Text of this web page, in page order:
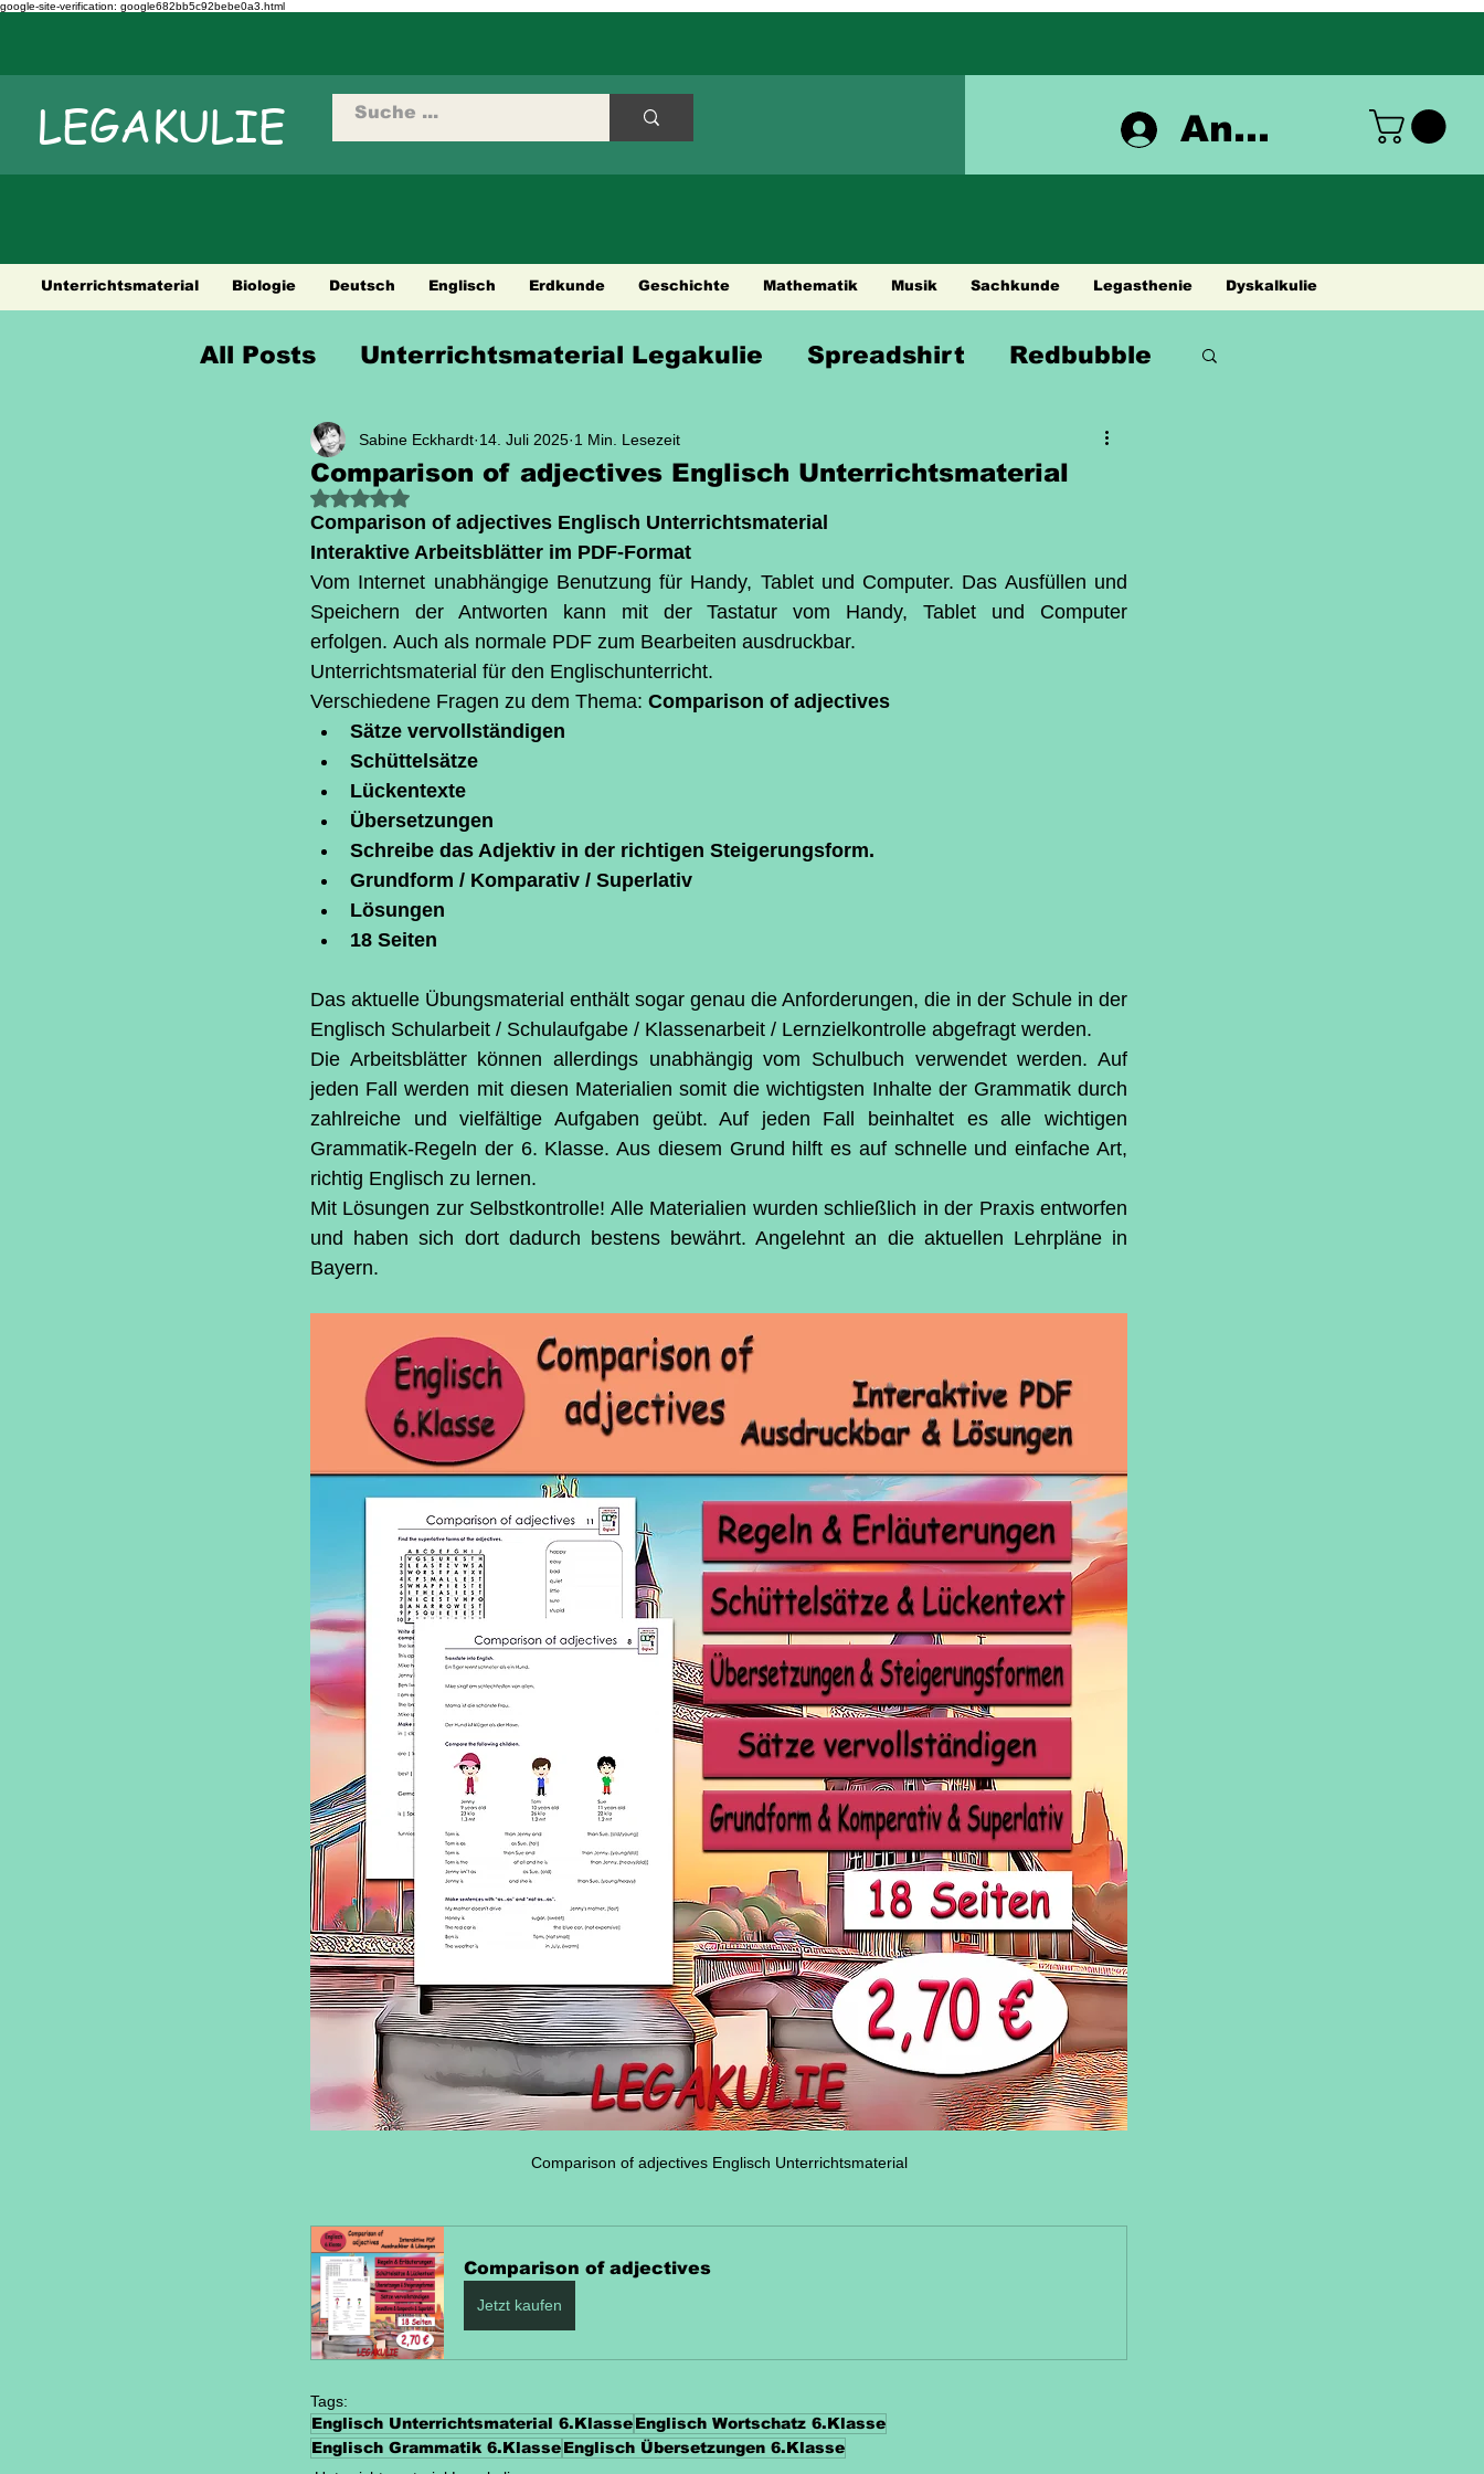
google-site-verification: google682bb5c92bebe0a3.html
LEGAKULIE Anmelden
Unterrichtsmaterial Biologie Deutsch Englisch Erdkunde Geschichte Mathematik Musik Sachkunde Legasthenie Dyskalkulie
All Posts Unterrichtsmaterial Legakulie Spreadshirt Redbubble
Sprüche Weisheiten Städtetouren
Comparison of adjectives Englisch Unterrichtsmaterial
Sabine Eckhardt 14. Juli 2025 1 Min. Lesezeit
Mit NaN von 5 Sternen bewertet.
Comparison of adjectives Englisch Unterrichtsmaterial
Interaktive Arbeitsblätter im PDF-Format
Vom Internet unabhängige Benutzung für Handy, Tablet und Computer. Das Ausfüllen und
Speichern der Antworten kann mit der Tastatur vom Handy, Tablet und Computer
erfolgen. Auch als normale PDF zum Bearbeiten ausdruckbar.
Unterrichtsmaterial für den Englischunterricht.
Verschiedene Fragen zu dem Thema: Comparison of adjectives
Sätze vervollständigen
Schüttelsätze
Lückentexte
Übersetzungen
Schreibe das Adjektiv in der richtigen Steigerungsform.
Grundform / Komparativ / Superlativ
Lösungen
18 Seiten
Das aktuelle Übungsmaterial enthält sogar genau die Anforderungen, die in der Schule in der
Englisch Schularbeit / Schulaufgabe / Klassenarbeit / Lernzielkontrolle abgefragt werden.
Die Arbeitsblätter können allerdings unabhängig vom Schulbuch verwendet werden. Auf
jeden Fall werden mit diesen Materialien somit die wichtigsten Inhalte der Grammatik durch
zahlreiche und vielfältige Aufgaben geübt. Auf jeden Fall beinhaltet es alle wichtigen
Grammatik-Regeln der 6. Klasse. Aus diesem Grund hilft es auf schnelle und einfache Art,
richtig Englisch zu lernen.
Mit Lösungen zur Selbstkontrolle! Alle Materialien wurden schließlich in der Praxis entworfen
und haben sich dort dadurch bestens bewährt. Angelehnt an die aktuellen Lehrpläne in
Bayern.
Comparison of adjectives Englisch Unterrichtsmaterial
Comparison of adjectives
Jetzt kaufen
Tags:
Englisch Unterrichtsmaterial 6.KlasseEnglisch Wortschatz 6.Klasse
Englisch Grammatik 6.KlasseEnglisch Übersetzungen 6.Klasse